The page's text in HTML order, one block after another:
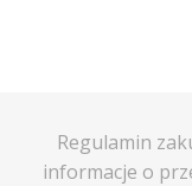
Regulamin
informacje o